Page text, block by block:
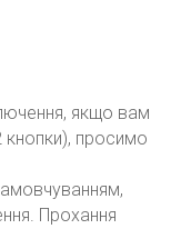
якщо вам
кнопки), просимо
Прохання